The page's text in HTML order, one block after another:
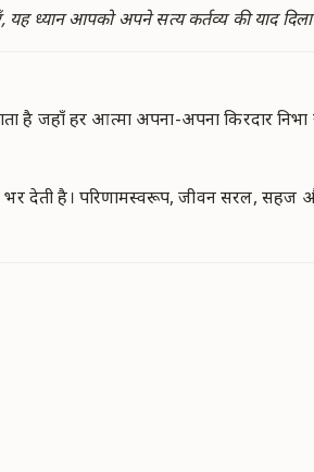
ध्यान आपको अपने सत्य कर्तव्य की याद
जहाँ हर आत्मा अपना-अपना किरदार निभा
भर देती है। परिणामस्वरूप, जीवन सरल, सहज